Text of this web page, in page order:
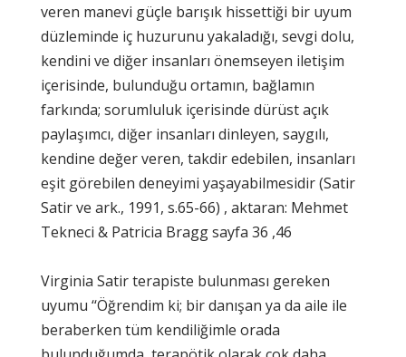
veren manevi güçle barışık hissettiği bir uyum
düzleminde iç huzurunu yakaladığı, sevgi dolu,
kendini ve diğer insanları önemseyen iletişim
içerisinde, bulunduğu ortamın, bağlamın
farkında; sorumluluk içerisinde dürüst açık
paylaşımcı, diğer insanları dinleyen, saygılı,
kendine değer veren, takdir edebilen, insanları
eşit görebilen deneyimi yaşayabilmesidir (Satir
Satir ve ark., 1991, s.65-66) , aktaran: Mehmet
Tekneci & Patricia Bragg sayfa 36 ,46
Virginia Satir terapiste bulunması gereken
uyumu ‘‘Öğrendim ki; bir danışan ya da aile ile
beraberken tüm kendiliğimle orada